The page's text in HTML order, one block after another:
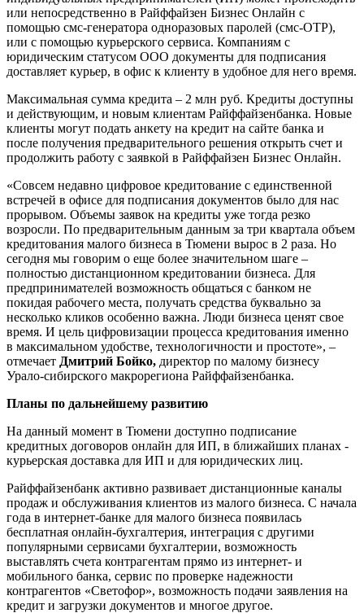
или непосредственно в Райффайзен Бизнес Онлайн с
помощью смс-генератора одноразовых паролей (смс-OTP),
или с помощью курьерского сервиса. Компаниям с
юридическим статусом ООО документы для подписания
доставляет курьер, в офис к клиенту в удобное для него время.
Максимальная сумма кредита – 2 млн руб. Кредиты доступны
и действующим, и новым клиентам Райффайзенбанка. Новые
клиенты могут подать анкету на кредит на сайте банка и
после получения предварительного решения открыть счет и
продолжить работу с заявкой в Райффайзен Бизнес Онлайн.
«Совсем недавно цифровое кредитование с единственной
встречей в офисе для подписания документов было для нас
прорывом. Объемы заявок на кредиты уже тогда резко
возросли. По предварительным данным за три квартала объем
кредитования малого бизнеса в Тюмени вырос в 2 раза. Но
сегодня мы говорим о еще более значительном шаге –
полностью дистанционном кредитовании бизнеса. Для
предпринимателей возможность общаться с банком не
покидая рабочего места, получать средства буквально за
несколько кликов особенно важна. Люди бизнеса ценят свое
время. И цель цифровизации процесса кредитования именно
в максимальном удобстве, технологичности и простоте», –
отмечает Дмитрий Бойко, директор по малому бизнесу
Урало-сибирского макрорегиона Райффайзенбанка.
Планы по дальнейшему развитию
На данный момент в Тюмени доступно подписание
кредитных договоров онлайн для ИП, в ближайших планах -
курьерская доставка для ИП и для юридических лиц.
Райффайзенбанк активно развивает дистанционные каналы
продаж и обслуживания клиентов из малого бизнеса. С начала
года в интернет-банке для малого бизнеса появилась
бесплатная онлайн-бухгалтерия, интеграция с другими
популярными сервисами бухгалтерии, возможность
выставлять счета контрагентам прямо из интернет- и
мобильного банка, сервис по проверке надежности
контрагентов «Светофор», возможность подачи заявления на
кредит и загрузки документов и многое другое.